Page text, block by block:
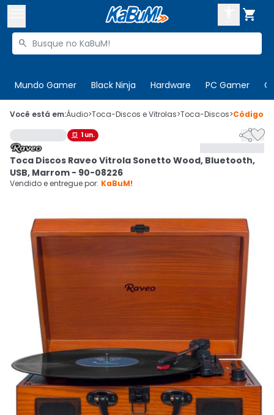

Buscar produtos

Mundo Gamer Black Ninja Hardware PC Gamer
 Olá. Acesse sua conta
 Departamentos
Cupons
Ativar tradutor em libras
CADASTRE-SE
Você está em:Áudio>Toca-Discos e Vitrolas>Toca-Discos>Código
 1 un. 
Toca Discos Raveo Vitrola Sonetto Wood, Bluetooth,
USB, Marrom - 90-08226
Vendido e entregue por: KaBuM!